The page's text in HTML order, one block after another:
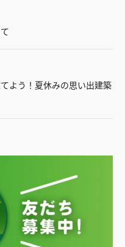
よう！夏休みの思い出建築